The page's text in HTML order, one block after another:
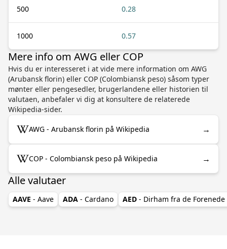
500 0.28
1000 0.57
Mere info om AWG eller COP
Hvis du er interesseret i at vide mere information om AWG
(Arubansk florin) eller COP (Colombiansk peso) såsom typer
mønter eller pengesedler, brugerlandene eller historien til
valutaen, anbefaler vi dig at konsultere de relaterede
Wikipedia-sider.
AWG - Arubansk florin på Wikipedia →
COP - Colombiansk peso på Wikipedia →
Alle valutaer
AAVE - Aave ADA - Cardano AED - Dirham fra de